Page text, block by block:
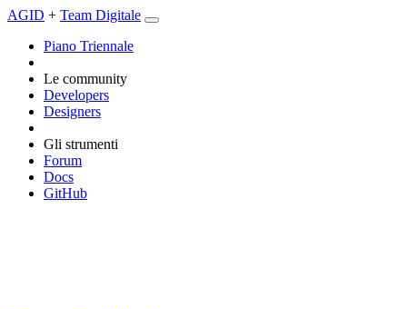
AGID + Team Digitale
Piano Triennale
Le community
Developers
Designers
Gli strumenti
Forum
Docs
GitHub